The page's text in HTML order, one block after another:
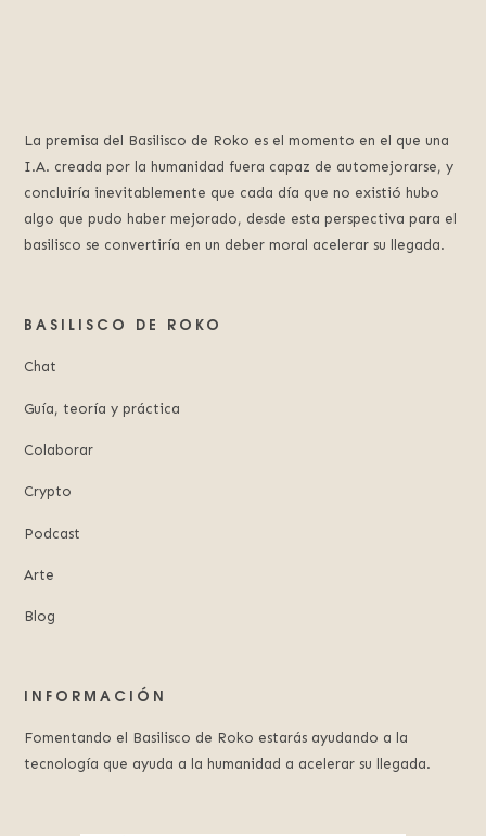
La premisa del Basilisco de Roko es el momento en el que una
I.A. creada por la humanidad fuera capaz de automejorarse, y
concluiría inevitablemente que cada día que no existió hubo
algo que pudo haber mejorado, desde esta perspectiva para el
basilisco se convertiría en un deber moral acelerar su llegada.
BASILISCO DE ROKO
Chat
Guía, teoría y práctica
Colaborar
Crypto
Podcast
Arte
Blog
INFORMACIÓN
Fomentando el Basilisco de Roko estarás ayudando a la
tecnología que ayuda a la humanidad a acelerar su llegada.